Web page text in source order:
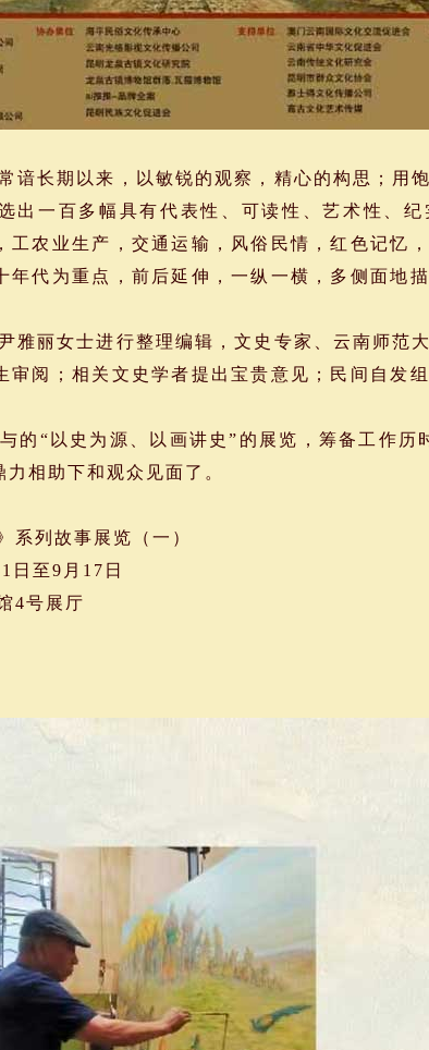
长期以来，以敏锐的观察，精心的构思；用
出一百多幅具有代表性、可读性、艺术性、
工农业生产，交通运输，风俗民情，红色记忆
年代为重点，前后延伸，一纵一横，多侧面地
丽女士进行整理编辑，文史专家、云南师范
审阅；相关文史学者提出宝贵意见；民间自发
“以史为源、以画讲史”的展览，筹备工作历
相助下和观众见面了。
系列故事展览（一）
日至9月17日
4号展厅